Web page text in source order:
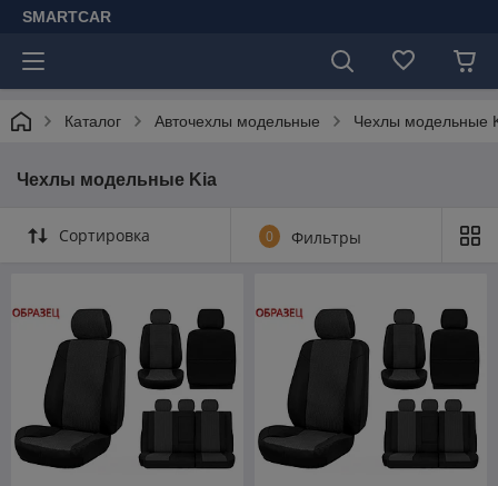
SMARTCAR
Каталог Авточехлы модельные Чехлы модельные
Чехлы модельные Kia
Сортировка 0 Фильтры